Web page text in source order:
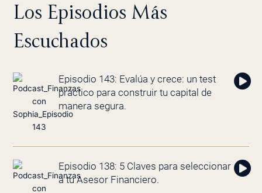
Los Episodios Más
Escuchados
Episodio 143: Evalúa y crece: un test
práctico para construir tu capital de
manera segura.
Episodio 138: 5 Claves para seleccionar
a tu Asesor Financiero.